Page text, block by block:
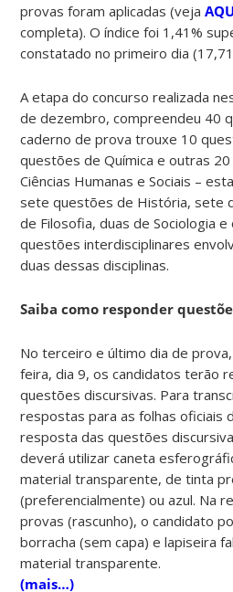
provas foram aplicadas (veja
completa). O índice foi 1,41%
constatado no primeiro dia
A etapa do concurso realizada
de dezembro, compreendeu 40
caderno de prova trouxe 10
questões de Química e outras
Ciências Humanas e Sociais –
sete questões de História, sete
de Filosofia, duas de Sociologia
questões interdisciplinares
duas dessas disciplinas.
Saiba como responder
No terceiro e último dia de
feira, dia 9, os candidatos terão
questões discursivas. Para
respostas para as folhas oficiais
resposta das questões
deverá utilizar caneta
material transparente, de tinta
(preferencialmente) ou azul. Na
provas (rascunho), o candidato
borracha (sem capa) e lapiseira
material transparente.
(mais…)